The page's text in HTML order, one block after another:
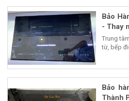
Bảo
- Thay
Trung
từ, bếp
Bảo
Thành